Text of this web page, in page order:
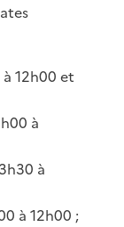
12h00 et
à
à
à 12h00 ;